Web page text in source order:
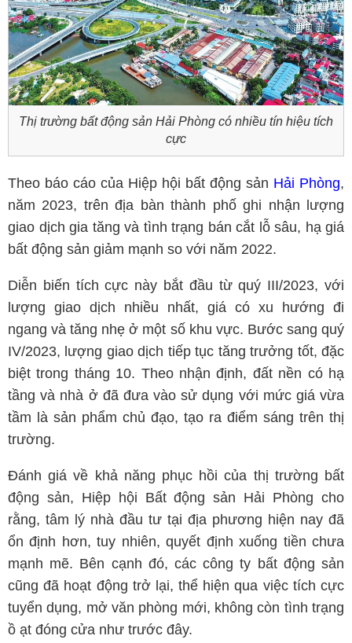
Thị trường bất động sản Hải Phòng có nhiều tín hiệu tích
cực
Theo báo cáo của Hiệp hội bất động sản Hải Phòng,
năm 2023, trên địa bàn thành phố ghi nhận lượng
giao dịch gia tăng và tình trạng bán cắt lỗ sâu, hạ giá
bất động sản giảm mạnh so với năm 2022.
Diễn biến tích cực này bắt đầu từ quý III/2023, với
lượng giao dịch nhiều nhất, giá có xu hướng đi
ngang và tăng nhẹ ở một số khu vực. Bước sang quý
IV/2023, lượng giao dịch tiếp tục tăng trưởng tốt, đặc
biệt trong tháng 10. Theo nhận định, đất nền có hạ
tầng và nhà ở đã đưa vào sử dụng với mức giá vừa
tầm là sản phẩm chủ đạo, tạo ra điểm sáng trên thị
trường.
Đánh giá về khả năng phục hồi của thị trường bất
động sản, Hiệp hội Bất động sản Hải Phòng cho
rằng, tâm lý nhà đầu tư tại địa phương hiện nay đã
ổn định hơn, tuy nhiên, quyết định xuống tiền chưa
mạnh mẽ. Bên cạnh đó, các công ty bất động sản
cũng đã hoạt động trở lại, thể hiện qua việc tích cực
tuyển dụng, mở văn phòng mới, không còn tình trạng
ồ ạt đóng cửa như trước đây.